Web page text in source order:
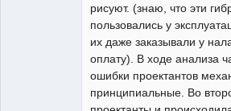
рисуют. (знаю, что эти
пользовались у
их даже заказывали у
оплату). В ходе анализа
ошибки проектантов
принципиальные. Во